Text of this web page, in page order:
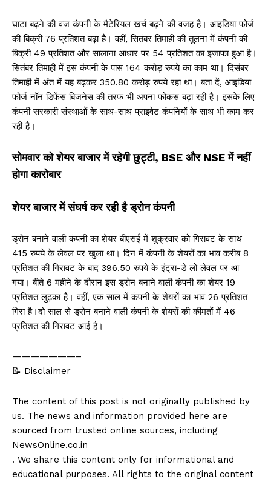
घाटा बढ़ने की वज कंपनी के मैटेरियल खर्च बढ़ने की वजह है। आइडिया फोर्ज
की बिक्री 76 प्रतिशत बढ़ा है। वहीं, सितंबर तिमाही की तुलना में कंपनी की
बिक्री 49 प्रतिशत और सालाना आधार पर 54 प्रतिशत का इजाफा हुआ है।
सितंबर तिमाही में इस कंपनी के पास 164 करोड़ रुपये का काम था। दिसंबर
तिमाही में अंत में यह बढ़कर 350.80 करोड़ रुपये रहा था। बता दें, आइडिया
फोर्ज नॉन डिफेंस बिजनेस की तरफ भी अपना फोकस बढ़ा रही है। इसके लिए
कंपनी सरकारी संस्थाओं के साथ-साथ प्राइवेट कंपनियों के साथ भी काम कर
रही है।
सोमवार को शेयर बाजार में रहेगी छुट्टी, BSE और NSE में नहीं
होगा कारोबार
शेयर बाजार में संघर्ष कर रही है ड्रोन कंपनी
ड्रोन बनाने वाली कंपनी का शेयर बीएसई में शुक्रवार को गिरावट के साथ
415 रुपये के लेवल पर खुला था। दिन में कंपनी के शेयरों का भाव करीब 8
प्रतिशत की गिरावट के बाद 396.50 रुपये के इंट्रा-डे लो लेवल पर आ
गया। बीते 6 महीने के दौरान इस ड्रोन बनाने वाली कंपनी का शेयर 19
प्रतिशत लुढ़का है। वहीं, एक साल में कंपनी के शेयरों का भाव 26 प्रतिशत
गिरा है।दो साल से ड्रोन बनाने वाली कंपनी के शेयरों की कीमतों में 46
प्रतिशत की गिरावट आई है।
———————–
📝 Disclaimer
The content of this post is not originally published by
us. The news and information provided here are
sourced from trusted online sources, including
NewsOnline.co.in
. We share this content only for informational and
educational purposes. All rights to the original content